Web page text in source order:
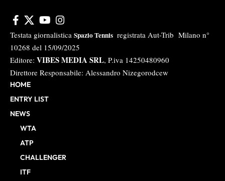
Testata giornalistica Spazio Tennis registrata Aut-Trib Milano n°
10268 del 15/09/2025
Editore: VIBES MEDIA SRL, P.iva 14250480960
Direttore Responsabile: Alessandro Nizegorodcew
HOME
ENTRY LIST
NEWS
WTA
ATP
CHALLENGER
ITF